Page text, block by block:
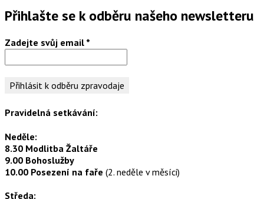
Přihlašte se k odběru našeho newsletteru
Zadejte svůj email *
Pravidelná setkávání:
Neděle:
8.30 Modlitba Žaltáře
9.00 Bohoslužby
10.00 Posezení na faře (2. neděle v měsíci)
Středa: